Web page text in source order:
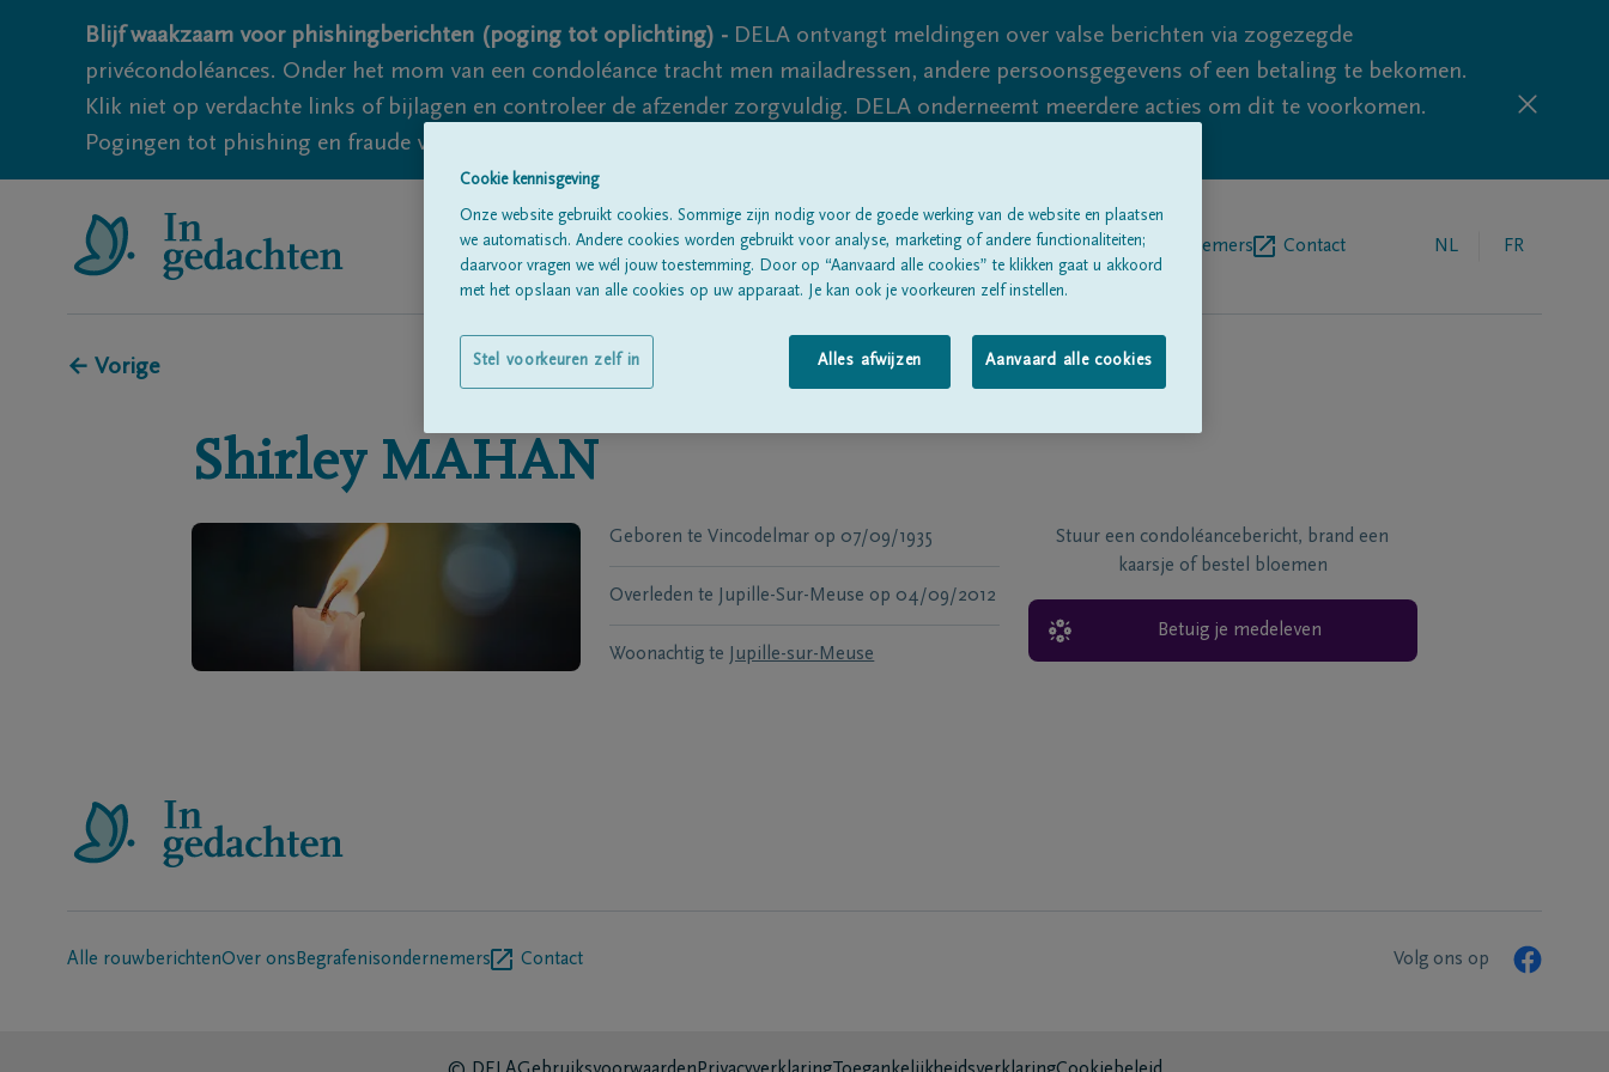
Blijf waakzaam voor phishingberichten (poging tot oplichting) - DELA ontvangt meldingen over valse berichten via zogezegde
privécondoléances. Onder het mom van een condoléance tracht men mailadressen, andere persoonsgegevens of een betaling te bekomen.
Klik niet op verdachte links of bijlagen en controleer de afzender zorgvuldig. DELA onderneemt meerdere acties om dit te voorkomen.
Pogingen tot phishing en fraude vallen echter nooit volledig uit te sluiten, dus blijf waakzaam.
Alle rouwberichten Over onsBegrafenisondernemers Contact NL FR
← Vorige
Shirley MAHAN
Geboren te Vincodelmar op 07/09/1935
Overleden te Jupille-Sur-Meuse op 04/09/2012
Woonachtig te Jupille-sur-Meuse
Stuur een condoléancebericht, brand een
kaarsje of bestel bloemen
Betuig je medeleven
Alle rouwberichtenOver ons Begrafenisondernemers Contact Volg ons op
Cookie kennisgeving
Onze website gebruikt cookies. Sommige zijn nodig voor de goede werking van de website en plaatsen
we automatisch. Andere cookies worden gebruikt voor analyse, marketing of andere functionaliteiten;
daarvoor vragen we wél jouw toestemming. Door op “Aanvaard alle cookies” te klikken gaat u akkoord
met het opslaan van alle cookies op uw apparaat. Je kan ook je voorkeuren zelf instellen.
Alles afwijzen Aanvaard alle cookies
Stel voorkeuren zelf in